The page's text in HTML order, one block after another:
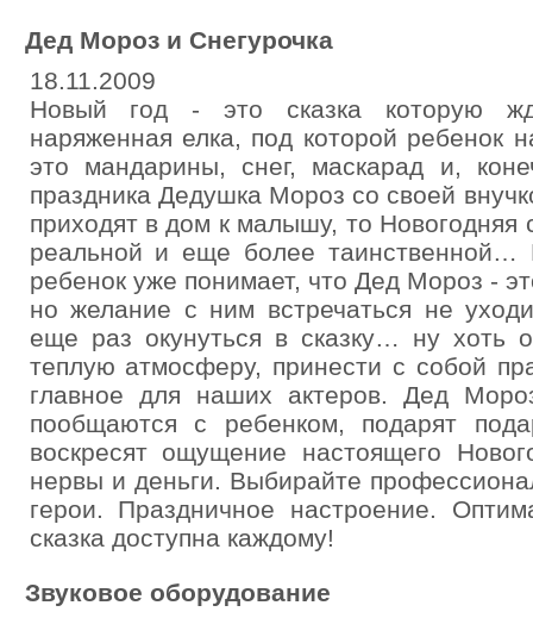
Дед Мороз и Снегурочка
18.11.2009
Новый год - это сказка которую
наряженная елка, под которой ребенок
это мандарины, снег, маскарад и,
праздника Дедушка Мороз со своей
приходят в дом к малышу, то Новогодняя
реальной и еще более таинственной…
ребенок уже понимает, что Дед Мороз -
но желание с ним встречаться не
еще раз окунуться в сказку… ну хоть
теплую атмосферу, принести с собой
главное для наших актеров. Дед
пообщаются с ребенком, подарят
воскресят ощущение настоящего
нервы и деньги. Выбирайте
герои. Праздничное настроение.
сказка доступна каждому!
Звуковое оборудование